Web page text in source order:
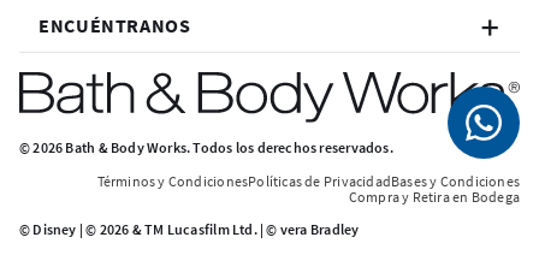
ENCUÉNTRANOS
© 2026 Bath & Body Works. Todos los derechos reservados.
Términos y CondicionesPolíticas de PrivacidadBases y Condiciones
Compra y Retira en Bodega
© Disney | © 2026 & TM Lucasfilm Ltd. | © vera Bradley